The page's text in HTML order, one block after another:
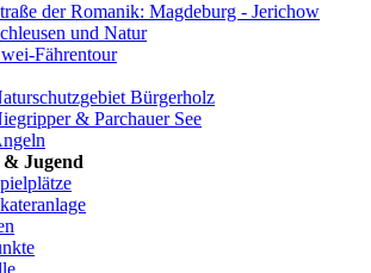
der Romanik: Magdeburg - Jerichow
und Natur
Fährentour
Bürgerholz
& Parchauer See
Jugend